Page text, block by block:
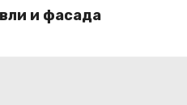
и фасада